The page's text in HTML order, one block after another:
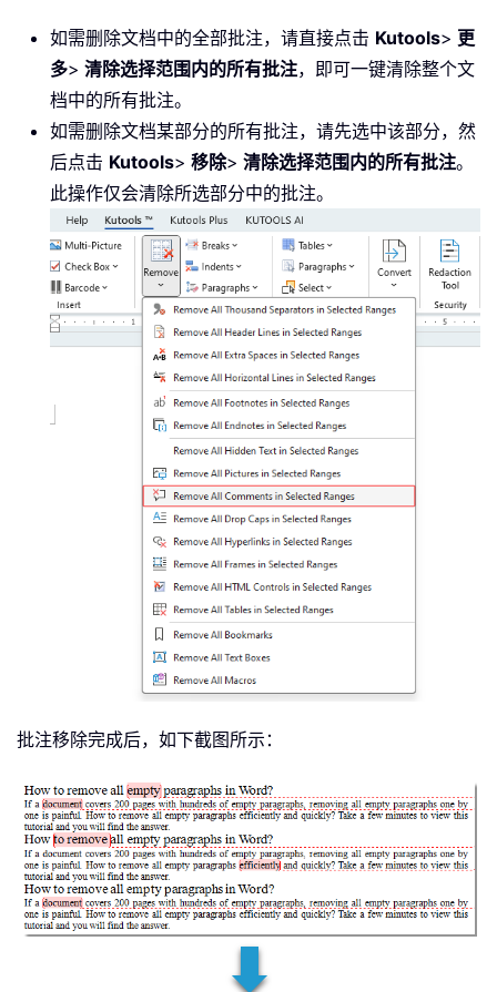
如需删除文档中的全部批注，请直接点击 Kutools> 更
多> 清除选择范围内的所有批注，即可一键清除整个文
档中的所有批注。
如需删除文档某部分的所有批注，请先选中该部分，然
后点击 Kutools> 移除> 清除选择范围内的所有批注。
此操作仅会清除所选部分中的批注。
批注移除完成后，如下截图所示：